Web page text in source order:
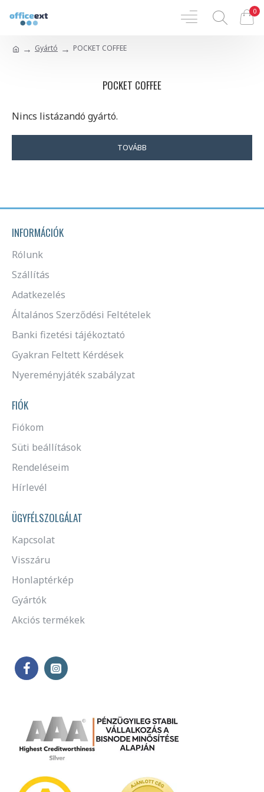
0
Gyártó POCKET COFFEE
POCKET COFFEE
Nincs listázandó gyártó.
TOVÁBB
INFORMÁCIÓK
Rólunk
Szállítás
Adatkezelés
Általános Szerződési Feltételek
Banki fizetési tájékoztató
Gyakran Feltett Kérdések
Nyereményjáték szabályzat
FIÓK
Fiókom
Süti beállítások
Rendeléseim
Hírlevél
ÜGYFÉLSZOLGÁLAT
Kapcsolat
Visszáru
Honlaptérkép
Gyártók
Akciós termékek